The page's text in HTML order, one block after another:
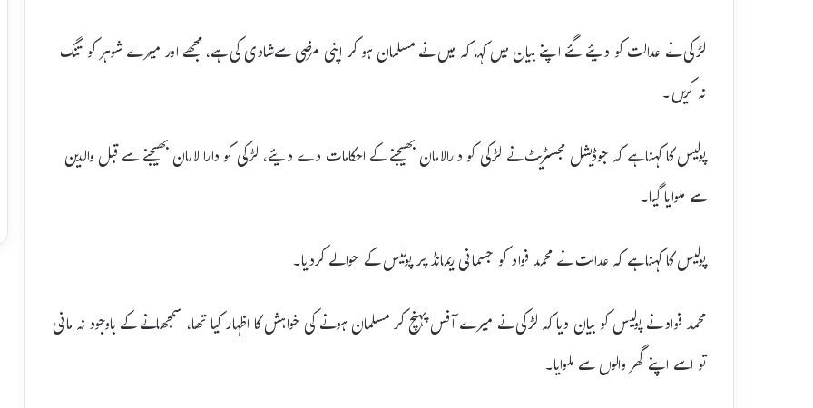
لڑکی نے عدالت کو دیئے گئے اپنے بیان میں کہا کہ میں نے مسلمان ہو کر اپنی مرضی سےشادی کی ہے، مجھے اور میرے شوہر کو تنگ
نہ کریں۔
پولیس کا کہنا ہے کہ جوڈیشل مجسٹریٹ نے لڑکی کو دارالامان بھیجنے کے احکامات دے دیئے، لڑکی کو دارا لامان بھیجنے سے قبل والدین
سے ملوایا گیا۔
پولیس کا کہنا ہے کہ عدالت نے محمد فواد کو جسمانی ریمانڈ پر پولیس کے حوالے کردیا۔
محمد فواد نے پولیس کو بیان دیا کہ لڑکی نے میرے آفس پہنچ کر مسلمان ہونے کی خواہش کا اظہار کیا تھا، سمجھانے کے باوجود نہ مانی
تو اسے اپنے گھر والوں سے ملوایا۔